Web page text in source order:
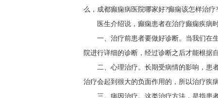
么，成都癫痫病医院哪家好?癫痫该怎样治疗?
医生介绍说，癫痫患者在治疗癫痫疾病
一、治疗前患者要做好诊断。当我们在
院进行详细的诊断，经过诊断之后才能根据
二、心理治疗。长期受病情的影响，患
治疗会起到很大的负面作用的，所以治疗疾
三、病因治疗。这类治疗方法，是指患